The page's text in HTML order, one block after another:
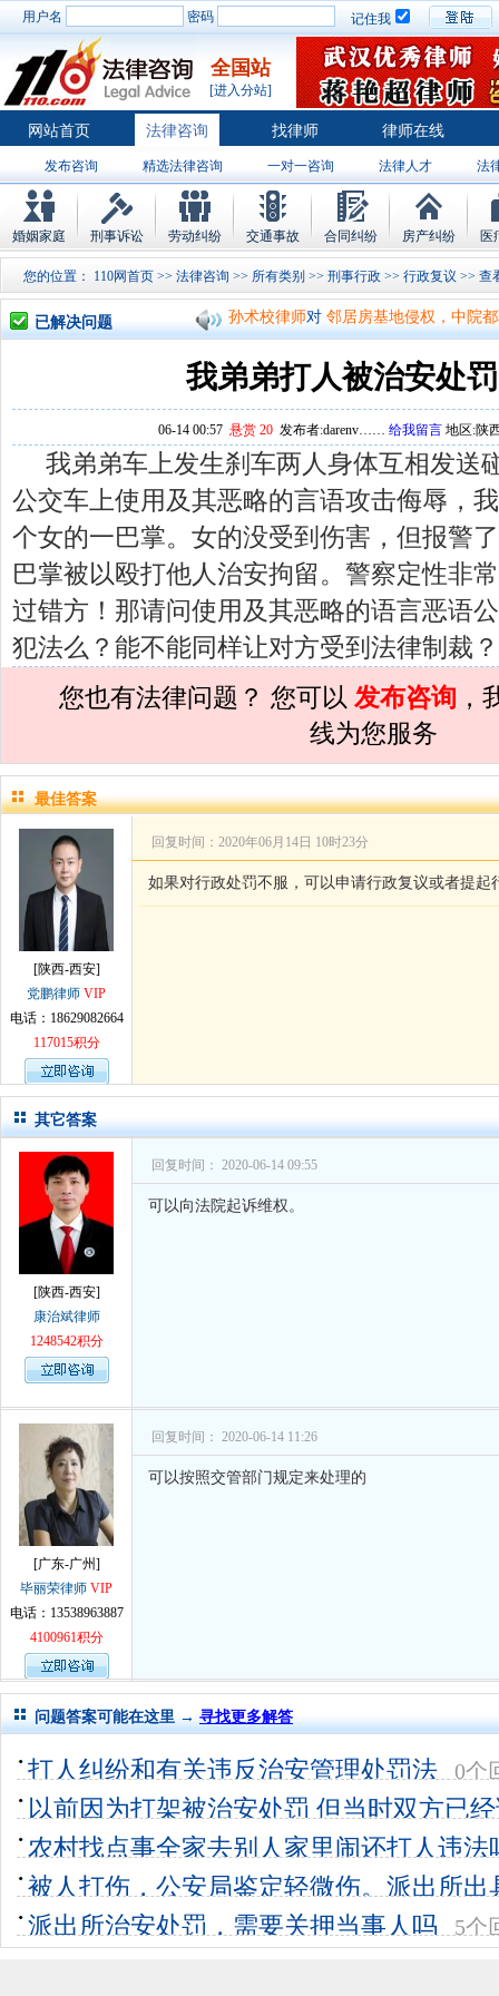
用户名 密码 记住我
全国站
[进入分站]
网站首页 法律咨询 找律师 律师在线
发布咨询 精选法律咨询 一对一咨询 法律人才 法
律师排行
婚姻家庭 刑事诉讼 劳动纠纷 交通事故 合同纠纷 房产纠纷 医
您的位置： 110网首页 >> 法律咨询 >> 所有类别 >> 刑事行政 >> 行政复议
已解决问题
孙术校律师 将满19周岁，偷了一部
孙术校律师 对 邻居房基地侵权，中院
孙术校律师 对你好，我2016年离的婚
孙术校律师对房产交易问题的回复获
孙术校律师 对 我是男方，离婚了，孩
孙术校律师对夫妻共同财产假如妻子
孙术校律师对民事诉讼法院指定的举
孙术校律师对离婚法律怎么判？有一
孙术校律师对 律师您好。我是2018年
孙术校律师对将满19周岁，偷了一部
孙术校律师对邻居房基地侵权，中院
对在保定上班两年了，一
孙术校律师对夫妻共同财产假如妻子
我弟弟打人被治安处
06-14 00:57 悬赏 20 发布者:darenv…… 给我留言 地区:陕
我弟弟车上发生刹车两人身体互相发送
公交车上使用及其恶略的言语攻击侮辱，
个女的一巴掌。女的没受到伤害，但报警
巴掌被以殴打他人治安拘留。警察定性非
过错方！那请问使用及其恶略的语言恶语
犯法么？能不能同样让对方受到法律制裁？
您也有法律问题？ 您可以 发布咨询 ，
线为您服务
最佳答案
[陕西-西安]
党鹏律师 VIP
电话：18629082664
117015积分
回复时间：2020年06月14日 10时23分
如果对行政处罚不服，可以申请行政复议或者提起
其它答案
[陕西-西安]
康治斌律师
1248542积分
回复时间： 2020-06-14 09:55
可以向法院起诉维权。
[广东-广州]
毕丽荣律师 VIP
电话：13538963887
4100961积分
回复时间： 2020-06-14 11:26
可以按照交管部门规定来处理的
问题答案可能在这里 → 寻找更多解答
打人纠纷和有关违反治安管理处罚法 0个
以前因为打架被治安处罚 但当时双方已
关能 1个回答 0
农村找点事全家去别人家里闹还打人违
罚！谢 9个回答 0
被人打伤，公安局鉴定轻微伤。派出所出
书。提起 5个回答 0
派出所治安处罚，需要关押当事人吗 5个